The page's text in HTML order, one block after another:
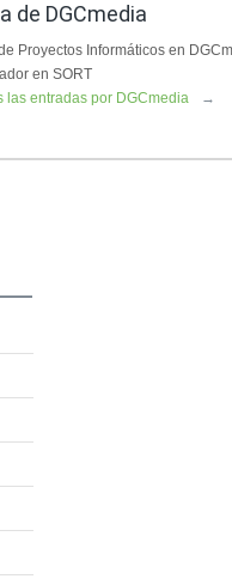
de DGCmedia
Proyectos Informáticos en
en SORT
las entradas por DGCmedia
→